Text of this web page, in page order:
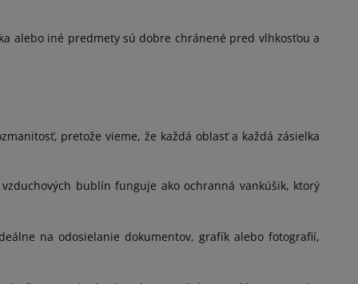
alebo iné predmety sú dobre chránené pred vlhkosťou a
pretože vieme, že každá oblasť a každá zásielka
bublín funguje ako ochranná vankúšik, ktorý
na odosielanie dokumentov, grafík alebo fotografií,